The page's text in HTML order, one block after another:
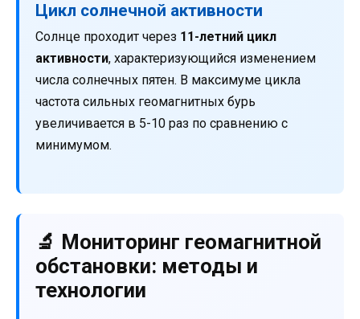
Цикл солнечной активности
Солнце проходит через 11-летний цикл
активности, характеризующийся изменением
числа солнечных пятен. В максимуме цикла
частота сильных геомагнитных бурь
увеличивается в 5-10 раз по сравнению с
минимумом.
🔬 Мониторинг геомагнитной
обстановки: методы и
технологии